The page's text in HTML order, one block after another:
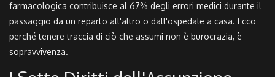
farmacologica contribuisce al 67% degli errori medici durante il
passaggio da un reparto all'altro o dall'ospedale a casa. Ecco
perché tenere traccia di ciò che assumi non è burocrazia, è
sopravvivenza.